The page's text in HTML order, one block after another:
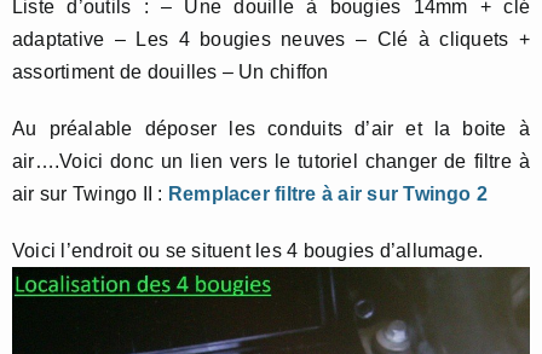
Liste d’outils : – Une douille à bougies 14mm + clé
adaptative – Les 4 bougies neuves – Clé à cliquets +
assortiment de douilles – Un chiffon
Au préalable déposer les conduits d’air et la boite à
air….Voici donc un lien vers le tutoriel changer de filtre à
air sur Twingo II : Remplacer filtre à air sur Twingo 2
Voici l’endroit ou se situent les 4 bougies d’allumage.